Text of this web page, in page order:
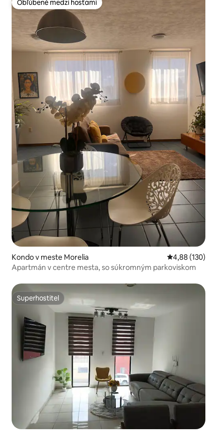
Obľúbené medzi hosťami
Obľúbené medzi hosťami
Kondo v meste Morelia Priemerné
4,88 (130)
Apartmán v centre mesta, so súkromným parkoviskom
Superhostiteľ
Superhostiteľ